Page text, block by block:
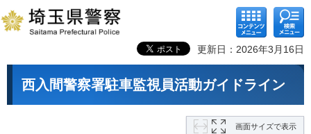
コンテ
ンツメ
ニュー
検索メ
ニュー
更新日：2026年3月16日
西入間警察署駐車監視員活動ガイドライン
画面サイズで表示